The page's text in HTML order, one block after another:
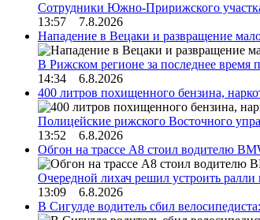
Сотрудники Южно-Пририжского
13:57 7.8.2026
Нападение в Вецаки и развращение
В Рижском регионе за последнее время
14:34 6.8.2026
400 литров похищенного бензина,
Полицейские рижского Восточного
13:52 6.8.2026
Обгон на трассе А8 стоил водителю
Очередной лихач решил устроить
13:09 6.8.2026
В Сигулде водитель сбил